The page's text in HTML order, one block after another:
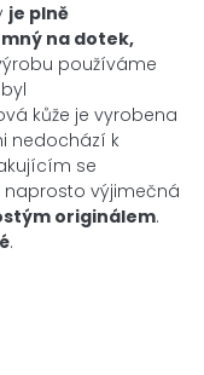
je plně
na dotek,
používáme
kůže je vyrobena
nedochází k
se
naprosto výjimečná
originálem.
.